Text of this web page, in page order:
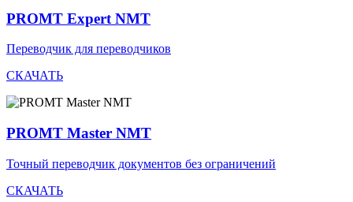
PROMT Expert NMT
Переводчик для переводчиков
СКАЧАТЬ
PROMT Master NMT
Точный переводчик документов без ограничений
СКАЧАТЬ